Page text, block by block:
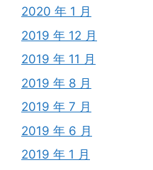
2020 年 1 月
2019 年 12 月
2019 年 11 月
2019 年 8 月
2019 年 7 月
2019 年 6 月
2019 年 1 月